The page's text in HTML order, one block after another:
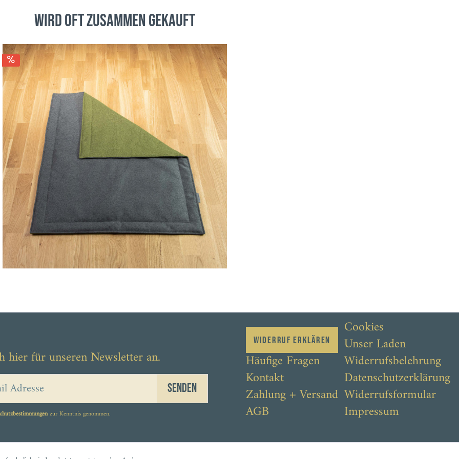
wird oft zusammen gekauft
hier für unseren Newsletter an.
Senden
zur Kenntnis genommen.
Widerruf erklären
Häufige Fragen
Kontakt
Zahlung + Versand
AGB
Cookies
Unser Laden
Widerrufsbelehrung
Datenschutzerklärung
Widerrufsformular
Impressum